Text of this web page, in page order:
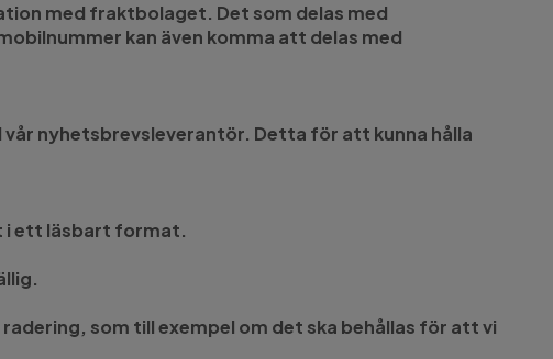
med fraktbolaget. Det som delas med
kan även komma att delas med
nyhetsbrevsleverantör. Detta för att kunna hålla
i ett läsbart format.
som till exempel om det ska behållas för att vi